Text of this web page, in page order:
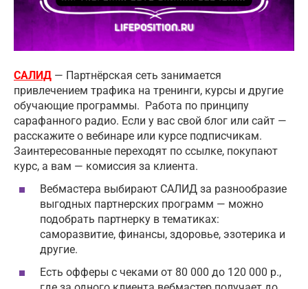
САЛИД — Партнёрская сеть занимается
привлечением трафика на тренинги, курсы и другие
обучающие программы. Работа по принципу
сарафанного радио. Если у вас свой блог или сайт —
расскажите о вебинаре или курсе подписчикам.
Заинтересованные переходят по ссылке, покупают
курс, а вам — комиссия за клиента.
Вебмастера выбирают САЛИД за разнообразие
выгодных партнерских программ — можно
подобрать партнерку в тематиках:
саморазвитие, финансы, здоровье, эзотерика и
другие.
Есть офферы с чеками от 80 000 до 120 000 р.,